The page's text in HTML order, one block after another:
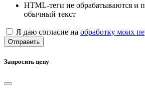
HTML-теги не обрабатываются и
обычный текст
Я даю согласие на обработку моих
Отправить
Запросить цену